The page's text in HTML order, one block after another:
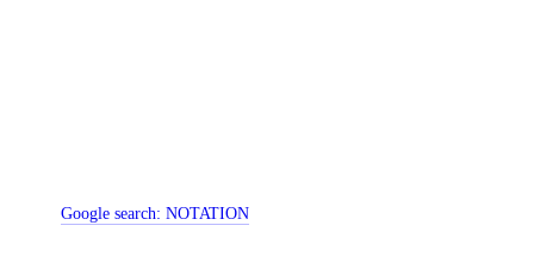
Google search:NOTATION